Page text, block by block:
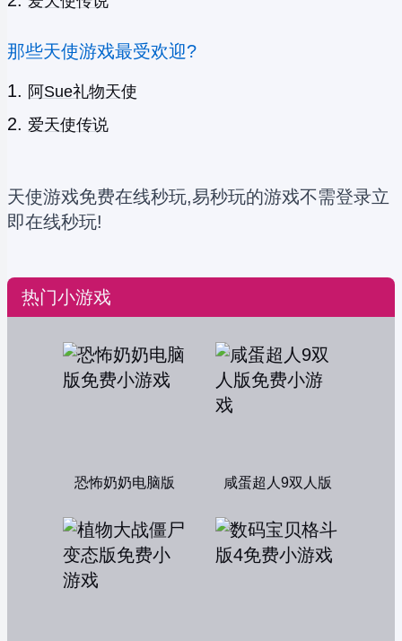
那些天使游戏最受欢迎?
阿Sue礼物天使
爱天使传说
天使游戏免费在线秒玩,易秒玩的游戏不需登录立
即在线秒玩!
热门小游戏
恐怖奶奶电脑版 咸蛋超人9双人版